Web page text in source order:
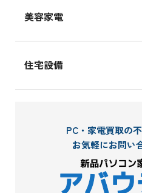
美容家電
住宅設備
PC・家電買取の
お気軽にお問い